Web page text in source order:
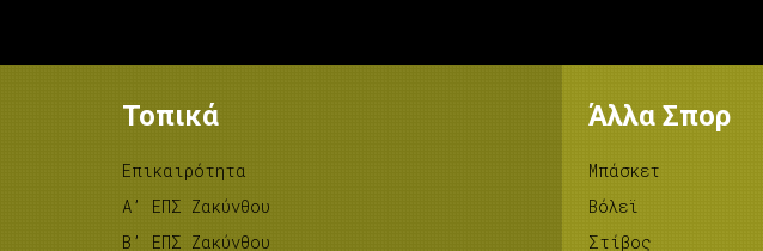
Τοπικά
Επικαιρότητα
A’ ΕΠΣ Ζακύνθου
B’ ΕΠΣ Ζακύνθου
Άλλα Σπορ
Μπάσκετ
Βόλεϊ
Στίβος